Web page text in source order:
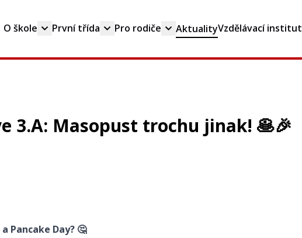
O škole První třída Pro rodiče AktualityVzdělávací institut
3.A: Masopust trochu jinak! 🥞🎉
Pancake Day? 🤔